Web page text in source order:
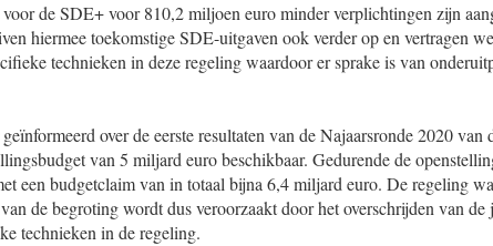
de SDE+ voor 810,2 miljoen euro minder verplichtingen zijn
hiermee toekomstige SDE-uitgaven ook verder op en vertragen
technieken in deze regeling waardoor er sprake is van
over de eerste resultaten van de Najaarsronde 2020 van
van 5 miljard euro beschikbaar. Gedurende de
een budgetclaim van in totaal bijna 6,4 miljard euro. De regeling
de begroting wordt dus veroorzaakt door het overschrijden van de
technieken in de regeling.